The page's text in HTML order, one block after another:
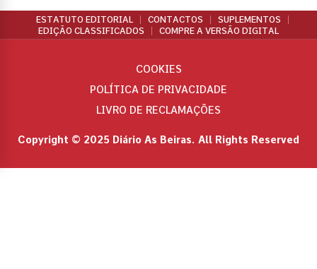
ESTATUTO EDITORIAL CONTACTOS
SUPLEMENTOS
EDIÇÃO CLASSIFICADOS
COMPRE A VERSÃO DIGITAL
Copyright © 2025 Diário As Beiras. All Rights Reserved
COOKIES
POLÍTICA DE PRIVACIDADE
LIVRO DE RECLAMAÇÕES